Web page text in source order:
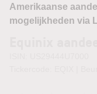
Amerikaanse
mogelijkheden via